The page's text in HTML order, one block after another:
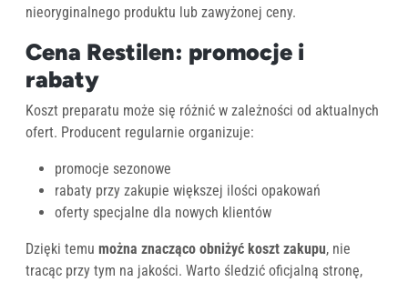
nieoryginalnego produktu lub zawyżonej ceny.
Cena Restilen: promocje i
rabaty
Koszt preparatu może się różnić w zależności od aktualnych
ofert. Producent regularnie organizuje:
promocje sezonowe
rabaty przy zakupie większej ilości opakowań
oferty specjalne dla nowych klientów
Dzięki temu można znacząco obniżyć koszt zakupu, nie
tracąc przy tym na jakości. Warto śledzić oficjalną stronę,